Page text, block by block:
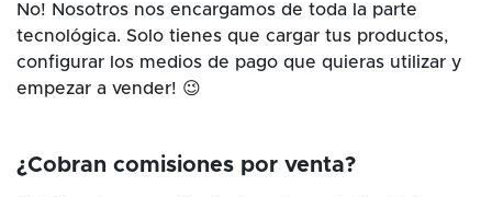
No! Nosotros nos encargamos de toda la parte
tecnológica. Solo tienes que cargar tus productos,
configurar los medios de pago que quieras utilizar y
empezar a vender! 😉
¿Cobran comisiones por venta?